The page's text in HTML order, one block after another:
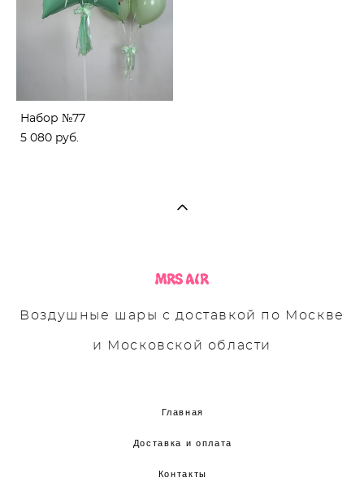
Набор №77
5 080 pуб.
Воздушные шары с доставкой по Москве
и Московской области
Главная
Доставка и оплата
Контакты